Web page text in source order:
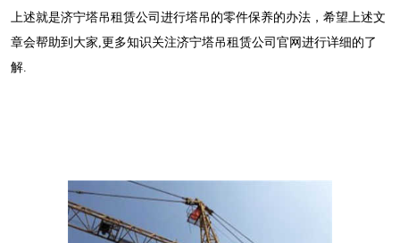
上述就是济宁塔吊租赁公司进行塔吊的零件保养的办法，希望上述文
章会帮助到大家,更多知识关注济宁塔吊租赁公司官网进行详细的了
解.